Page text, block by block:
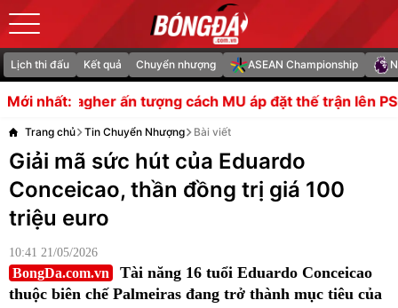
Lịch thi đấu Kết quả Chuyển nhượng ASEAN Championship
Mới nhất:
tượng cách MU áp đặt thế trận lên PSG Mount chấn
Trang chủ Tin Chuyển Nhượng Bài viết
Giải mã sức hút của Eduardo
Conceicao, thần đồng trị giá 100
triệu euro
10:41 21/05/2026
BongDa.com.vn
Tài năng 16 tuổi Eduardo Conceicao
thuộc biên chế Palmeiras đang trở thành mục tiêu của